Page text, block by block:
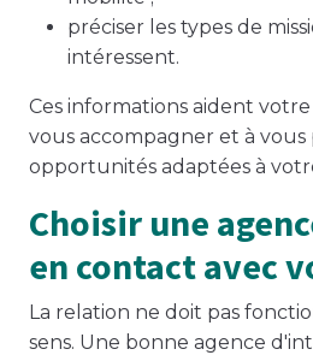
préciser les types de
intéressent.
Ces informations aident
vous accompagner et à vous
opportunités adaptées à
Choisir une
en contact avec
La relation ne doit pas
sens. Une bonne agence